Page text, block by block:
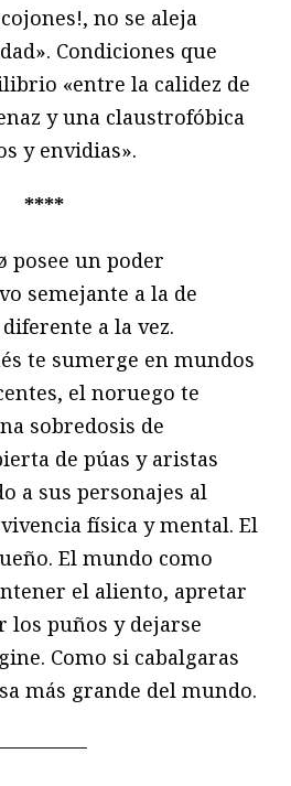
no se aleja
Condiciones que
«entre la calidez de
y una claustrofóbica
y envidias».
****
posee un poder
semejante a la de
a la vez.
te sumerge en mundos
el noruego te
sobredosis de
de púas y aristas
a sus personajes al
física y mental. El
El mundo como
el aliento, apretar
los puños y dejarse
Como si cabalgaras
más grande del mundo.